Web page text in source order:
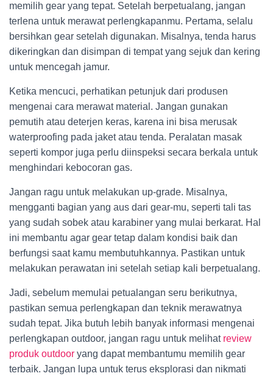
memilih gear yang tepat. Setelah berpetualang, jangan
terlena untuk merawat perlengkapanmu. Pertama, selalu
bersihkan gear setelah digunakan. Misalnya, tenda harus
dikeringkan dan disimpan di tempat yang sejuk dan kering
untuk mencegah jamur.
Ketika mencuci, perhatikan petunjuk dari produsen
mengenai cara merawat material. Jangan gunakan
pemutih atau deterjen keras, karena ini bisa merusak
waterproofing pada jaket atau tenda. Peralatan masak
seperti kompor juga perlu diinspeksi secara berkala untuk
menghindari kebocoran gas.
Jangan ragu untuk melakukan up-grade. Misalnya,
mengganti bagian yang aus dari gear-mu, seperti tali tas
yang sudah sobek atau karabiner yang mulai berkarat. Hal
ini membantu agar gear tetap dalam kondisi baik dan
berfungsi saat kamu membutuhkannya. Pastikan untuk
melakukan perawatan ini setelah setiap kali berpetualang.
Jadi, sebelum memulai petualangan seru berikutnya,
pastikan semua perlengkapan dan teknik merawatnya
sudah tepat. Jika butuh lebih banyak informasi mengenai
perlengkapan outdoor, jangan ragu untuk melihat review
produk outdoor yang dapat membantumu memilih gear
terbaik. Jangan lupa untuk terus eksplorasi dan nikmati